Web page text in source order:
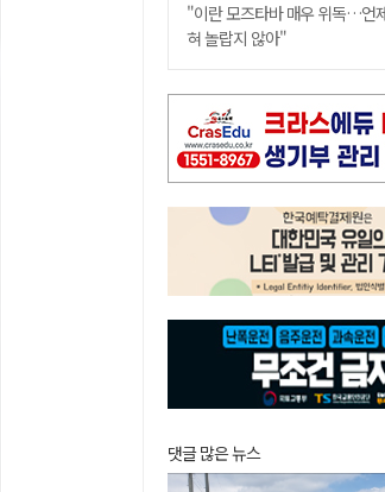
"이란 모즈타바 매우 위독…언
혀 놀랍지 않아"
댓글 많은 뉴스